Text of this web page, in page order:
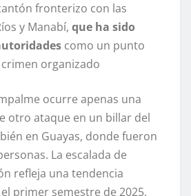
fronterizo con las
y Manabí, que ha sido
como un punto
organizado
ocurre apenas una
otro ataque en un billar del
en Guayas, donde fueron
La escalada de
refleja una tendencia
primer semestre de 2025,